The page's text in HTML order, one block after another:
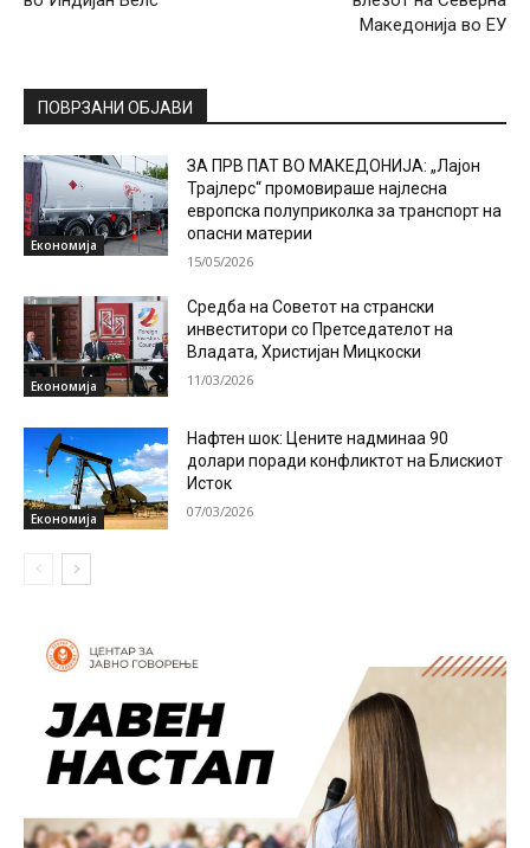
Македонија во ЕУ
ПОВРЗАНИ ОБЈАВИ
Економија
ЗА ПРВ ПАТ ВО МАКЕДОНИЈА: „Лајон
Трајлерс“ промовираше најлесна
европска полуприколка за транспорт на
опасни материи
15/05/2026
Економија
Средба на Советот на странски
инвеститори со Претседателот на
Владата, Христијан Мицкоски
11/03/2026
Економија
Нафтен шок: Цените надминаа 90
долари поради конфликтот на Блискиот
Исток
07/03/2026